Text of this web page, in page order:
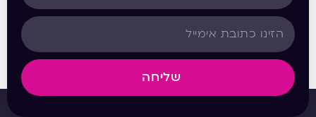
שליחה